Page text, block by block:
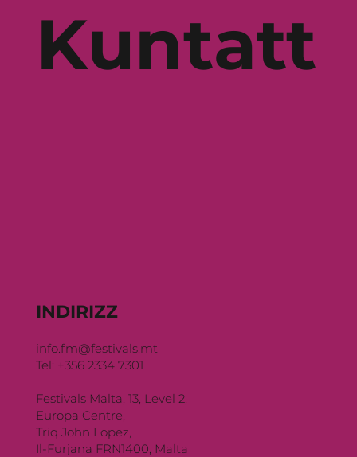
Kuntatt
INDIRIZZ
info.fm@festivals.mt
Tel: +356 2334 7301
Festivals Malta, 13, Level 2,
Europa Centre,
Triq John Lopez,
Il-Furjana FRN1400, Malta